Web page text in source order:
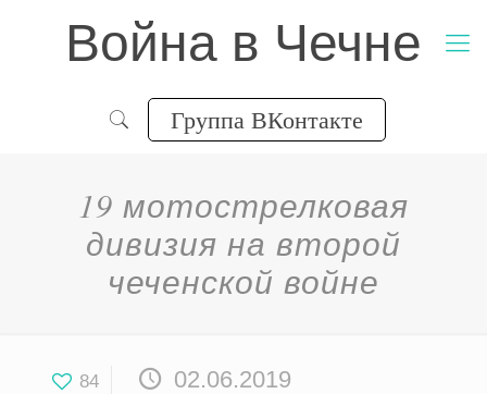
Война в Чечне
Группа ВКонтакте
19 мотострелковая
дивизия на второй
чеченской войне
84 02.06.2019